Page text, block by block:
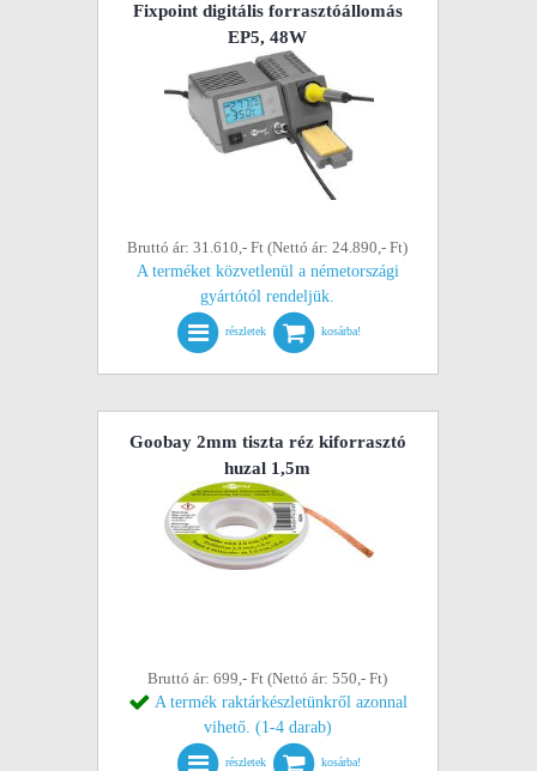
Fixpoint digitális forrasztóállomás
EP5, 48W
Bruttó ár: 31.610,- Ft (Nettó ár: 24.890,- Ft)
A terméket közvetlenül a németországi
gyártótól rendeljük.
részletek kosárba!
Goobay 2mm tiszta réz kiforrasztó
huzal 1,5m
Bruttó ár: 699,- Ft (Nettó ár: 550,- Ft)
A termék raktárkészletünkről azonnal
vihető. (1-4 darab)
részletek kosárba!